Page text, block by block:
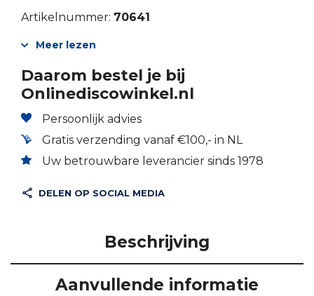
Artikelnummer: 70641
Meer lezen
Daarom bestel je bij
Onlinediscowinkel.nl
Persoonlijk advies
Gratis verzending vanaf €100,- in NL
Uw betrouwbare leverancier sinds 1978
DELEN OP SOCIAL MEDIA
Beschrijving
Aanvullende informatie